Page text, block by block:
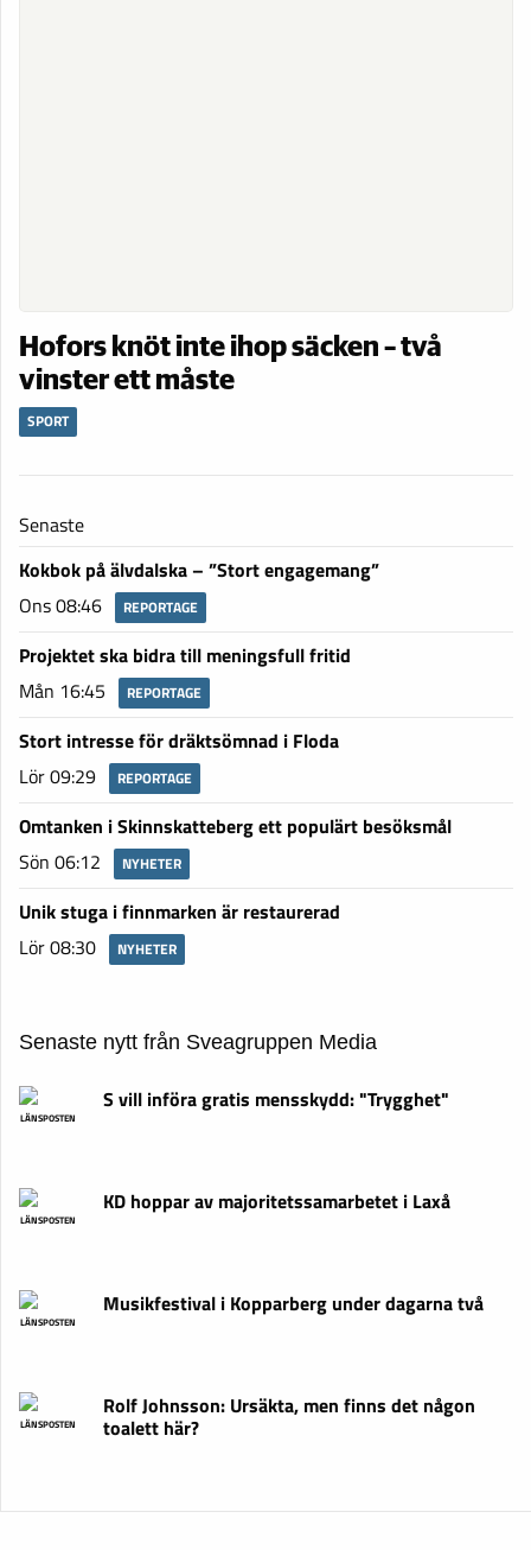
Hofors knöt inte ihop säcken – två
vinster ett måste
SPORT
Senaste
Kokbok på älvdalska – ”Stort engagemang”
Ons 08:46
REPORTAGE
Projektet ska bidra till meningsfull fritid
Mån 16:45
REPORTAGE
Stort intresse för dräktsömnad i Floda
Lör 09:29
REPORTAGE
Omtanken i Skinnskatteberg ett populärt besöksmål
Sön 06:12
NYHETER
Unik stuga i finnmarken är restaurerad
Lör 08:30
NYHETER
Senaste nytt från Sveagruppen Media
LÄNSPOSTEN
S vill införa gratis mensskydd: "Trygghet"
LÄNSPOSTEN
KD hoppar av majoritetssamarbetet i Laxå
LÄNSPOSTEN
Musikfestival i Kopparberg under dagarna två
LÄNSPOSTEN
Rolf Johnsson: Ursäkta, men finns det någon
toalett här?